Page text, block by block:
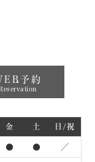
予約
金 土 日/祝
● ● ／